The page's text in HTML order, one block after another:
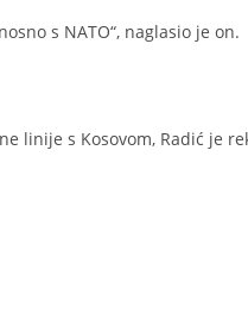
s NATO“, naglasio je on.
linije s Kosovom, Radić je